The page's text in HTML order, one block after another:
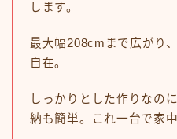
します。
最大幅208cmまで広がり
自在。
しっかりとした作りなの
納も簡単。これ一台で家